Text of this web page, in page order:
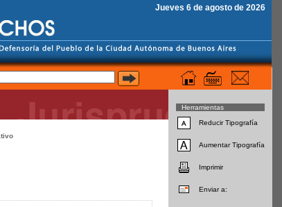
Jueves 6 de agosto de 2026
Herramientas
Reducir Tipografía
Aumentar Tipografía
Imprimir
Enviar a: